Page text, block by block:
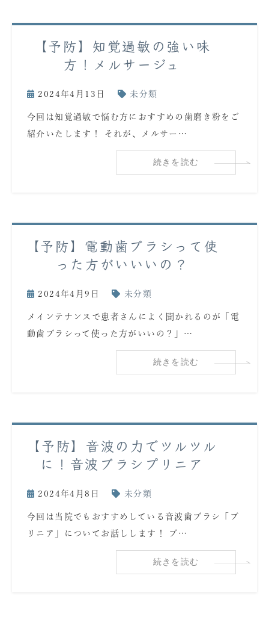
【予防】知覚過敏の強い味
方！メルサージュ
2024年4月13日 未分類
今回は知覚過敏で悩む方におすすめの歯磨き粉をご
紹介いたします！ それが、メルサー…
続きを読む
【予防】電動歯ブラシって使
った方がいいいの？
2024年4月9日 未分類
メインテナンスで患者さんによく聞かれるのが「電
動歯ブラシって使った方がいいの？」…
続きを読む
【予防】音波の力でツルツル
に！音波ブラシプリニア
2024年4月8日 未分類
今回は当院でもおすすめしている音波歯ブラシ「プ
リニア」についてお話しします！ プ…
続きを読む